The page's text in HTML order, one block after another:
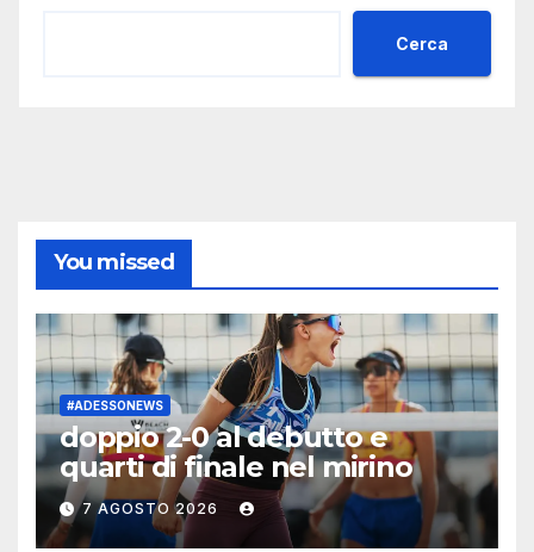
Cerca
You missed
#ADESSONEWS
doppio 2-0 al debutto e
quarti di finale nel mirino
7 AGOSTO 2026